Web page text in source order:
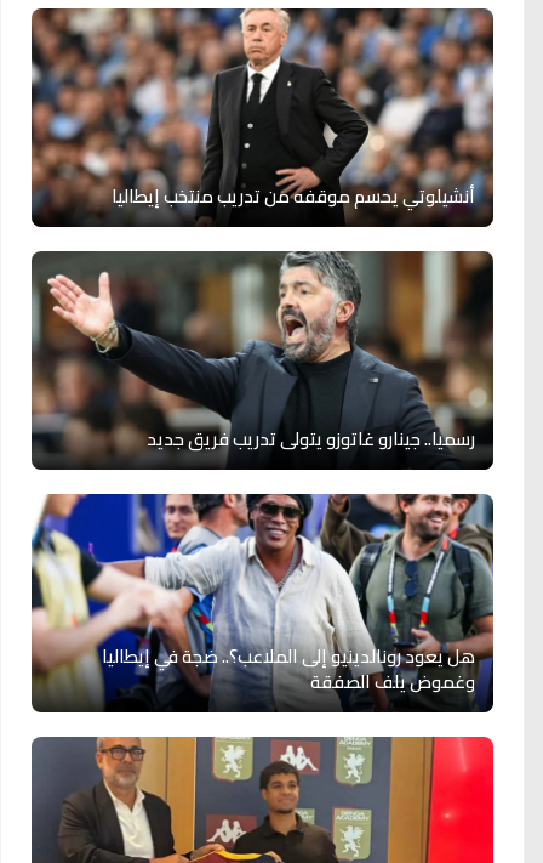
أنشيلوتي يحسم موقفه من تدريب منتخب إيطاليا
رسميا.. جينارو غاتوزو يتولى تدريب فريق جديد
هل يعود رونالدينيو إلى الملاعب؟.. ضجة في إيطاليا
وغموض يلف الصفقة